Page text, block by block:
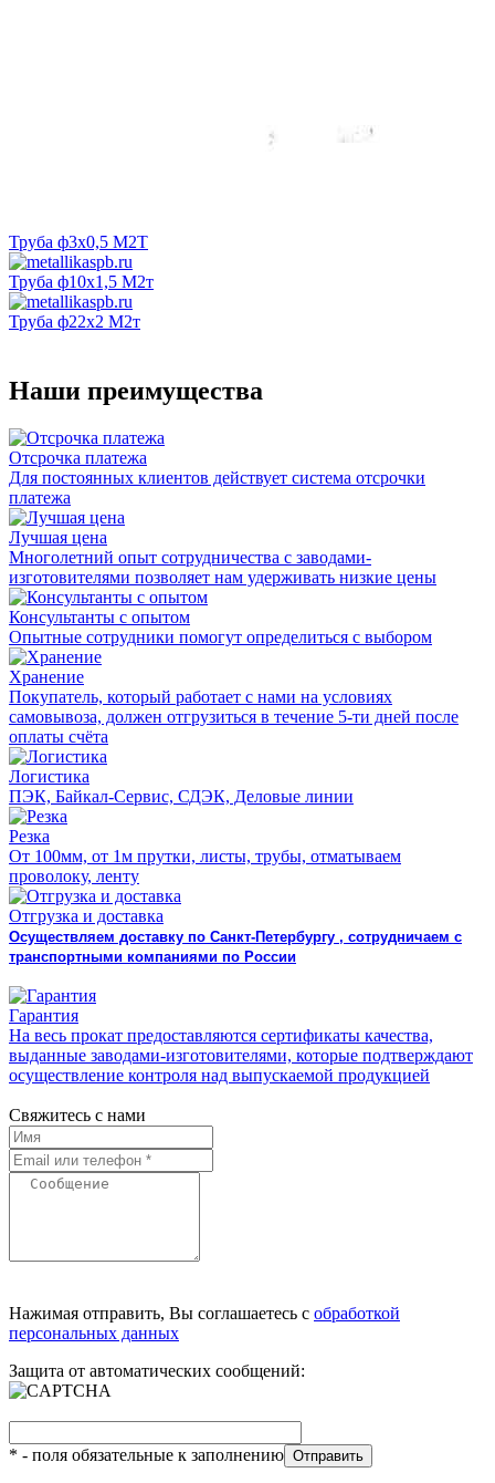
Труба ф3х0,5 М2Т
Труба ф10х1,5 М2т
Труба ф22х2 М2т
Наши преимущества
Отсрочка платежа
Для постоянных клиентов действует система отсрочки
платежа
Лучшая цена
Многолетний опыт сотрудничества с заводами-
изготовителями позволяет нам удерживать низкие цены
Консультанты с опытом
Опытные сотрудники помогут определиться с выбором
Хранение
Покупатель, который работает с нами на условиях
самовывоза, должен отгрузиться в течение 5-ти дней после
оплаты счёта
Логистика
ПЭК, Байкал-Сервис, СДЭК, Деловые линии
Резка
От 100мм, от 1м прутки, листы, трубы, отматываем
проволоку, ленту
Отгрузка и доставка
Осуществляем доставку по Санкт-Петербургу , сотрудничаем с
транспортными компаниями по России
Гарантия
На весь прокат предоставляются сертификаты качества,
выданные заводами-изготовителями, которые подтверждают
осуществление контроля над выпускаемой продукцией
Свяжитесь с нами
Нажимая отправить, Вы соглашаетесь с обработкой
персональных данных
Защита от автоматических сообщений:
* - поля обязательные к заполнению